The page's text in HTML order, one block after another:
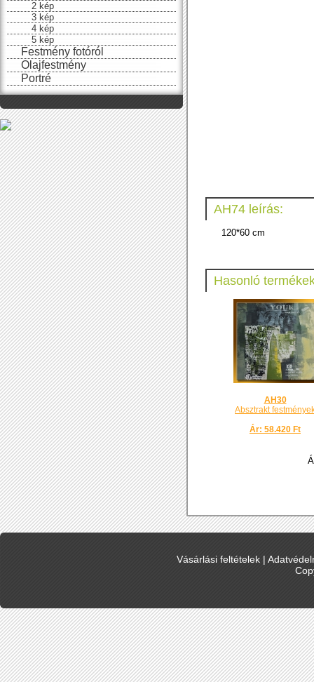
2 kép
3 kép
4 kép
5 kép
Festmény fotóról
Olajfestmény
Portré
AH74 leírás:
120*60 cm
Hasonló
AH30
Absztrakt
Ár: 58.420 Ft
Vásárlási feltételek |